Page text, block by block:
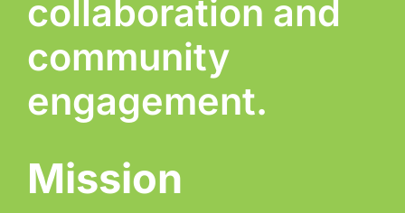
collaboration and
community
engagement.
Mission